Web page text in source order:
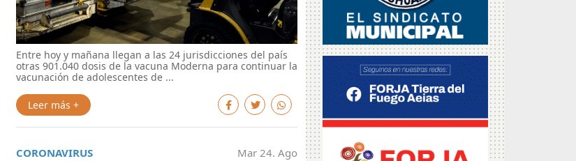
Entre hoy y mañana llegan a las 24 jurisdicciones del país
otras 901.040 dosis de la vacuna Moderna para continuar la
vacunación de adolescentes de ...
Leer más +
CORONAVIRUS
Mar 24. Ago